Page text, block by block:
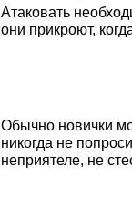
Атаковать
они прикроют,
Обычно новички
никогда не
неприятеле, не